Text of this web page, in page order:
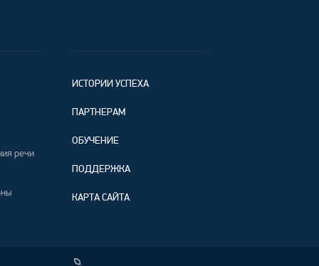
речи
ИСТОРИИ УСПЕХА
ПАРТНЕРАМ
ОБУЧЕНИЕ
ПОДДЕРЖКА
КАРТА САЙТА